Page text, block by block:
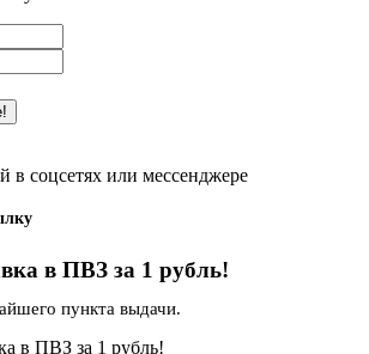
в соцсетях или мессенджере
в ПВЗ за 1 рубль!
пункта выдачи.